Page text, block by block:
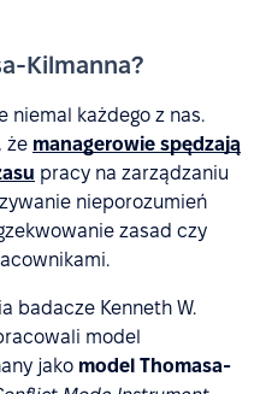
Kilmanna?
niemal każdego z nas.
że managerowie spędzają
pracy na zarządzaniu
nieporozumień
zasad czy
badacze Kenneth W.
model
jako model Thomasa-